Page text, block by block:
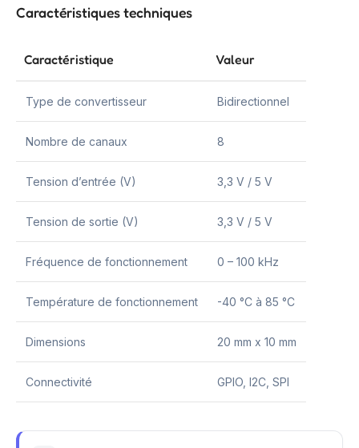
Caractéristiques techniques
Caractéristique Valeur
Type de convertisseur Bidirectionnel
Nombre de canaux 8
Tension d’entrée (V) 3,3 V / 5 V
Tension de sortie (V) 3,3 V / 5 V
Fréquence de fonctionnement 0 – 100 kHz
Température de fonctionnement -40 °C à 85 °C
Dimensions 20 mm x 10 mm
Connectivité GPIO, I2C, SPI